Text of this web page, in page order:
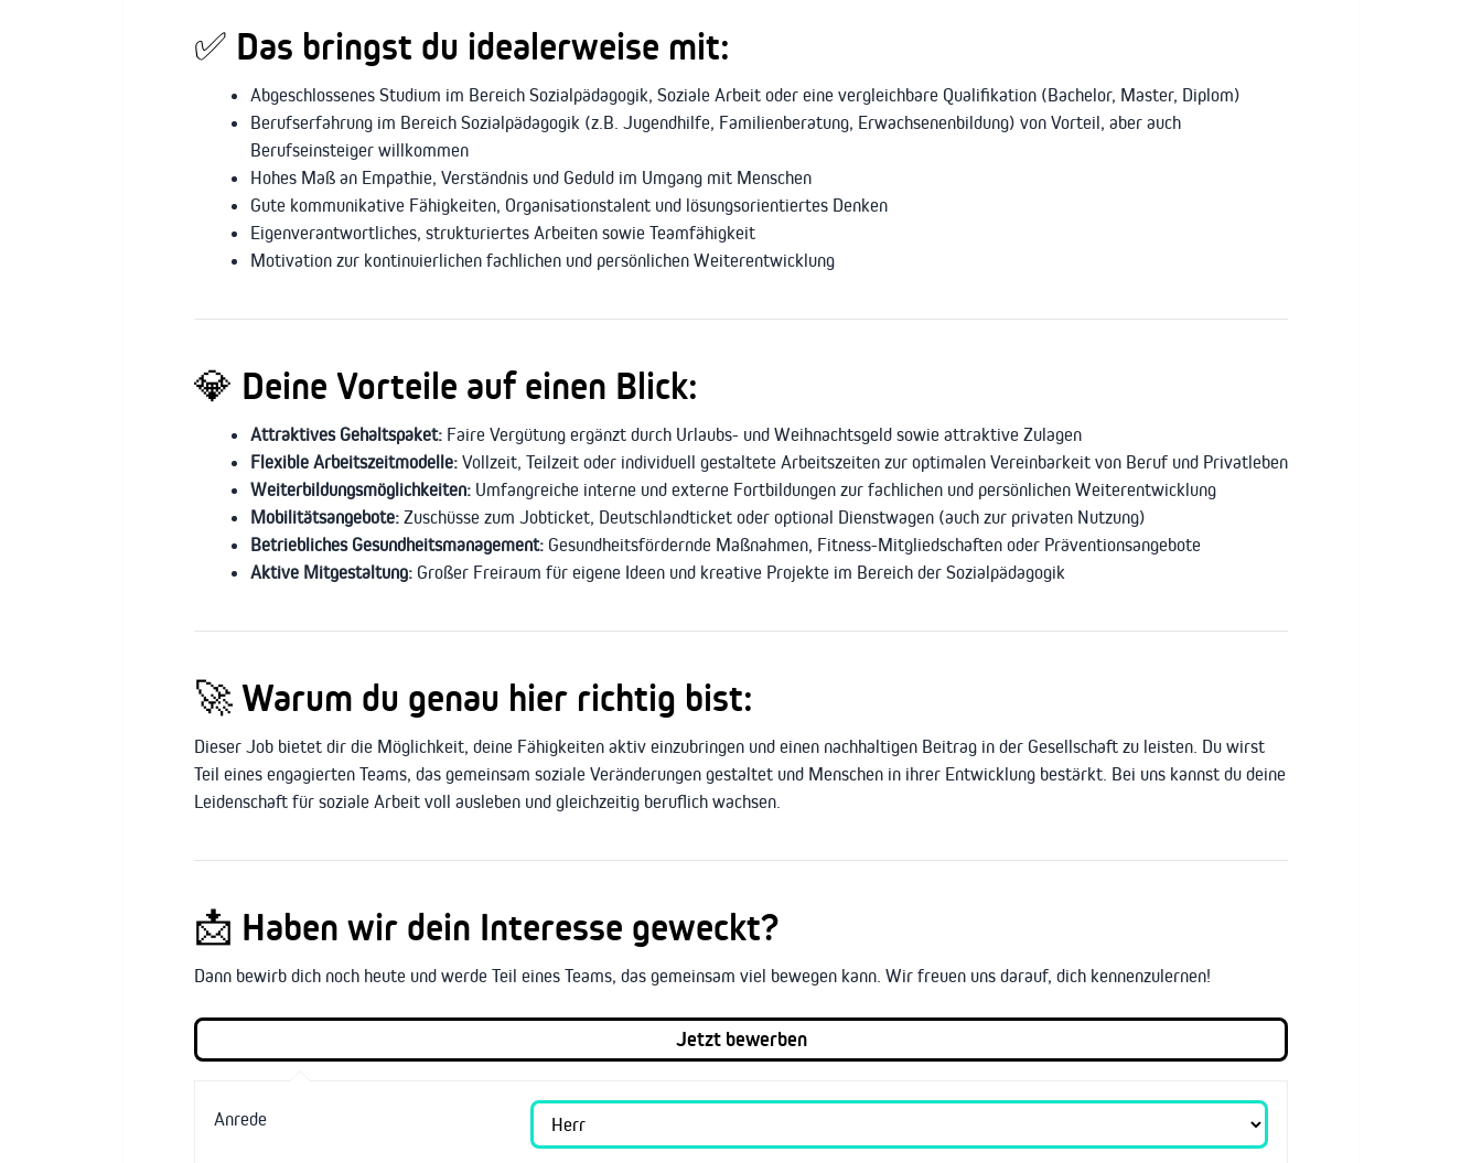
✅ Das bringst du idealerweise mit:
Abgeschlossenes Studium im Bereich Sozialpädagogik, Soziale Arbeit oder eine vergleichbare Qualifikation (Bachelor, Master, Diplom)
Berufserfahrung im Bereich Sozialpädagogik (z.B. Jugendhilfe, Familienberatung, Erwachsenenbildung) von Vorteil, aber auch
Berufseinsteiger willkommen
Hohes Maß an Empathie, Verständnis und Geduld im Umgang mit Menschen
Gute kommunikative Fähigkeiten, Organisationstalent und lösungsorientiertes Denken
Eigenverantwortliches, strukturiertes Arbeiten sowie Teamfähigkeit
Motivation zur kontinuierlichen fachlichen und persönlichen Weiterentwicklung
💎 Deine Vorteile auf einen Blick:
Attraktives Gehaltspaket: Faire Vergütung ergänzt durch Urlaubs- und Weihnachtsgeld sowie attraktive Zulagen
Flexible Arbeitszeitmodelle: Vollzeit, Teilzeit oder individuell gestaltete Arbeitszeiten zur optimalen Vereinbarkeit von Beruf und Privatleben
Weiterbildungsmöglichkeiten: Umfangreiche interne und externe Fortbildungen zur fachlichen und persönlichen Weiterentwicklung
Mobilitätsangebote: Zuschüsse zum Jobticket, Deutschlandticket oder optional Dienstwagen (auch zur privaten Nutzung)
Betriebliches Gesundheitsmanagement: Gesundheitsfördernde Maßnahmen, Fitness-Mitgliedschaften oder Präventionsangebote
Aktive Mitgestaltung: Großer Freiraum für eigene Ideen und kreative Projekte im Bereich der Sozialpädagogik
🚀 Warum du genau hier richtig bist:
Dieser Job bietet dir die Möglichkeit, deine Fähigkeiten aktiv einzubringen und einen nachhaltigen Beitrag in der Gesellschaft zu leisten. Du wirst
Teil eines engagierten Teams, das gemeinsam soziale Veränderungen gestaltet und Menschen in ihrer Entwicklung bestärkt. Bei uns kannst du deine
Leidenschaft für soziale Arbeit voll ausleben und gleichzeitig beruflich wachsen.
📩 Haben wir dein Interesse geweckt?
Dann bewirb dich noch heute und werde Teil eines Teams, das gemeinsam viel bewegen kann. Wir freuen uns darauf, dich kennenzulernen!
Anrede